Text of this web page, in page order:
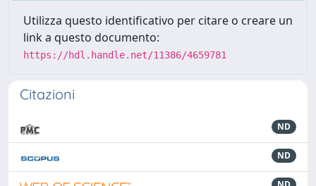
Utilizza questo identificativo per citare o creare un
link a questo documento:
https://hdl.handle.net/11386/4659781
Citazioni
ND
ND